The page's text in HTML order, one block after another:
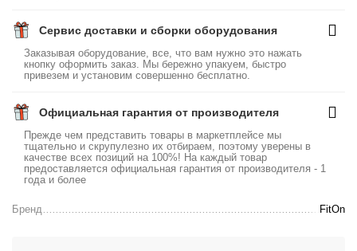
Сервис доставки и сборки оборудования
Заказывая оборудование, все, что вам нужно это нажать
кнопку оформить заказ. Мы бережно упакуем, быстро
привезем и установим совершенно бесплатно.
Официальная гарантия от производителя
Прежде чем представить товары в маркетплейсе мы
тщательно и скрупулезно их отбираем, поэтому уверены в
качестве всех позиций на 100%! На каждый товар
предоставляется официальная гарантия от производителя - 1
года и более
Бренд FitOn